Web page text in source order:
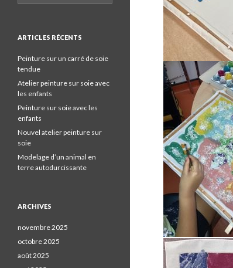
ARTICLES RÉCENTS
Peinture sur un carré de soie
tendue
Atelier peinture sur soie avec
les enfants
Peinture sur soie avec les
enfants
Nouvel atelier peinture sur
soie
Modelage d’un animal en
terre autodurcissante
ARCHIVES
novembre 2025
octobre 2025
août 2025